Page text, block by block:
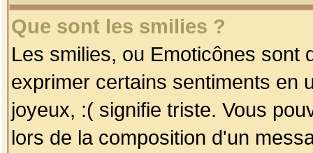
Que sont les smilies ?
Les smilies, ou Emoticônes sont
exprimer certains sentiments en
joyeux, :( signifie triste. Vous
lors de la composition d'un